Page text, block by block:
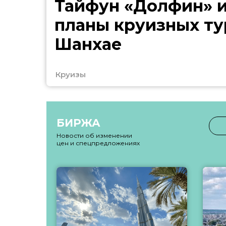
Тайфун «Долфин»
планы круизных
Шанхае
Круизы
БИРЖА
Новости об изменении
цен и спецпредложениях